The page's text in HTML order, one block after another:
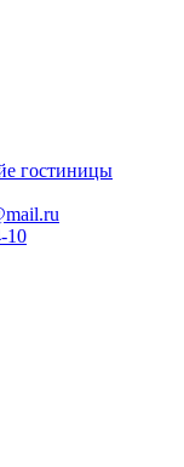
гостиницы
10